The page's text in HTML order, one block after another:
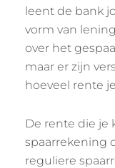
leent de bank
vorm van
over het
maar er zijn
hoeveel rente
De rente die je
spaarrekening
reguliere